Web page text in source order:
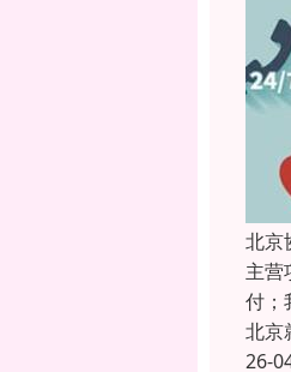
北京
主营
付；
北京
26-